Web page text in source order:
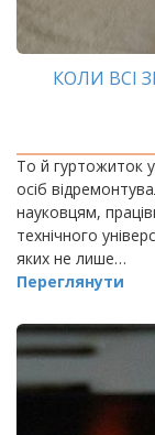
КОЛИ ВСІ
То й гуртожиток
осіб
науковцям,
технічного
яких не лише…
Переглянути